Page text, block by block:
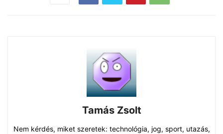
Tamás Zsolt
Nem kérdés, miket szeretek: technológia, jog, sport, utazás,